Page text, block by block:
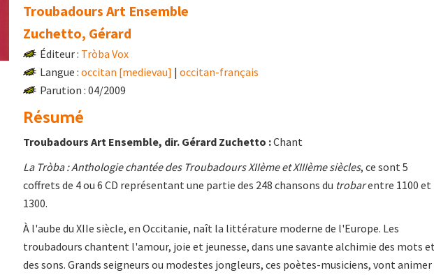
Troubadours Art Ensemble
Zuchetto, Gérard
Éditeur : Tròba Vox
Langue : occitan [medievau] | occitan-français
Parution : 04/2009
Résumé
Troubadours Art Ensemble, dir. Gérard Zuchetto :Chant
La Tròba : Anthologie chantée des Troubadours XIIème et XIIIème siècles, ce sont 5
coffrets de 4 ou 6 CD représentant une partie des 248 chansons du trobarentre 1100 et
1300.
À l'aube du XIIe siècle, en Occitanie, naît la littérature moderne de l'Europe. Les
troubadours chantent l'amour, joie et jeunesse, dans une savante alchimie des mots
des sons. Grands seigneurs ou modestes jongleurs, ces poètes-musiciens, vont animer